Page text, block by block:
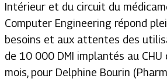
Intérieur et du circuit du
Computer Engineering répond
besoins et aux attentes des
de 10 000 DMI implantés au CHU
mois, pour Delphine Bourin